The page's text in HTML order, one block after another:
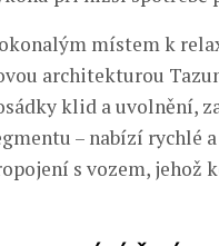
místem k
architekturou
klid a uvolnění,
– nabízí rychlé
s vozem, jehož